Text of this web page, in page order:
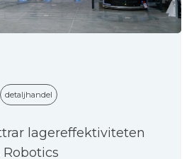
detaljhandel
lagereffektiviteten